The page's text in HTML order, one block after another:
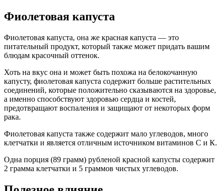
Фиолетовая капуста
Фиолетовая капуста, она же красная капуста — это
питательный продукт, который также может придать вашим
блюдам красочный оттенок.
Хоть на вкус она и может быть похожа на белокочанную
капусту, фиолетовая капуста содержит больше растительных
соединений, которые положительно сказываются на здоровье,
а именно способствуют здоровью сердца и костей,
предотвращают воспаления и защищают от некоторых форм
рака.
Фиолетовая капуста также содержит мало углеводов, много
клетчатки и является отличным источником витаминов С и К.
Одна порция (89 грамм) рубленой красной капусты содержит
2 грамма клетчатки и 5 граммов чистых углеводов.